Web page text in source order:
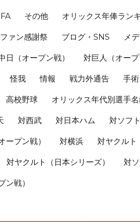
FA その他 オリックス年俸ラン
ファン感謝祭 ブログ・SNS メ
日（オープン戦） 対巨人（オープ
怪我 情報 戦力外通告 手術
高校野球 オリックス年代別選手
対西武 対日本ハム 対ソフ
ープン戦） 対横浜 対ヤクルト
対ヤクルト（日本シリーズ） 対
ン戦）